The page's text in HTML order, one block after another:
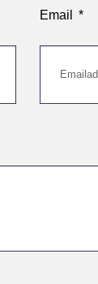
Email